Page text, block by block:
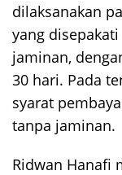
dilaksanakan
yang
jaminan,
30 hari. Pada
syarat
tanpa jaminan.
Ridwan Hanafi